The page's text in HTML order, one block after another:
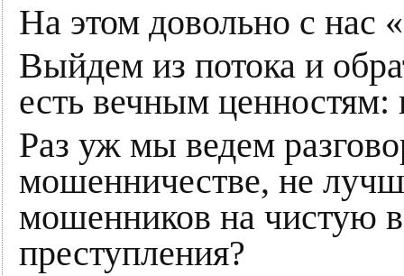
На этом довольно с нас
Выйдем из потока и
есть вечным
Раз уж мы ведем
мошенничестве, не
мошенников на чистую
преступления?